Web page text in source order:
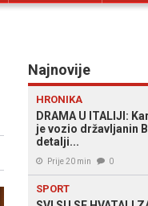
Najnovije
HRONIKA
DRAMA U ITALIJI:
je vozio državljanin
detalji...
Prije 20 min 0
SPORT